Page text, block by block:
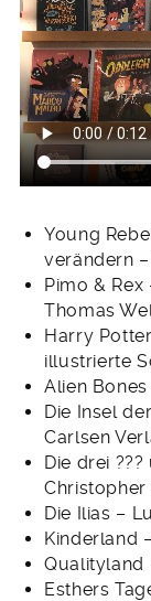
Young
verändern
Pimo &
Thomas
Harry
illustrierte
Alien
Die Insel
Carlsen
Die drei
Christopher
Die Ilias –
Kinderland
Qualityland
Esthers